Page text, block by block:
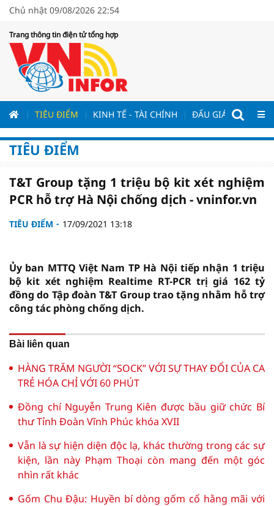
Chủ nhật 09/08/2026 22:54
Trang thông tin điện tử tổng hợp
TIÊU ĐIỂM KINH TẾ - TÀI CHÍNH ĐẤU GIÁ - ĐẤU
TIÊU ĐIỂM
T&T Group tặng 1 triệu bộ kit xét nghiệm
PCR hỗ trợ Hà Nội chống dịch - vninfor.vn
TIÊU ĐIỂM 17/09/2021 13:18
Ủy ban MTTQ Việt Nam TP Hà Nội tiếp nhận 1 triệu
bộ kit xét nghiệm Realtime RT-PCR trị giá 162 tỷ
đồng do Tập đoàn T&T Group trao tặng nhằm hỗ trợ
công tác phòng chống dịch.
Bài liên quan
HÀNG TRĂM NGƯỜI “SOCK” VỚI SỰ THAY ĐỔI CỦA CA
TRẺ HÓA CHỈ VỚI 60 PHÚT
Đồng chí Nguyễn Trung Kiên được bầu giữ chức Bí
thư Tỉnh Đoàn Vĩnh Phúc khóa XVII
Vẫn là sự hiện diện độc lạ, khác thường trong các sự
kiện, lần này Phạm Thoại còn mang đến một góc
nhìn rất khác
Gốm Chu Đậu: Huyền bí dòng gốm cổ hằng mãi với